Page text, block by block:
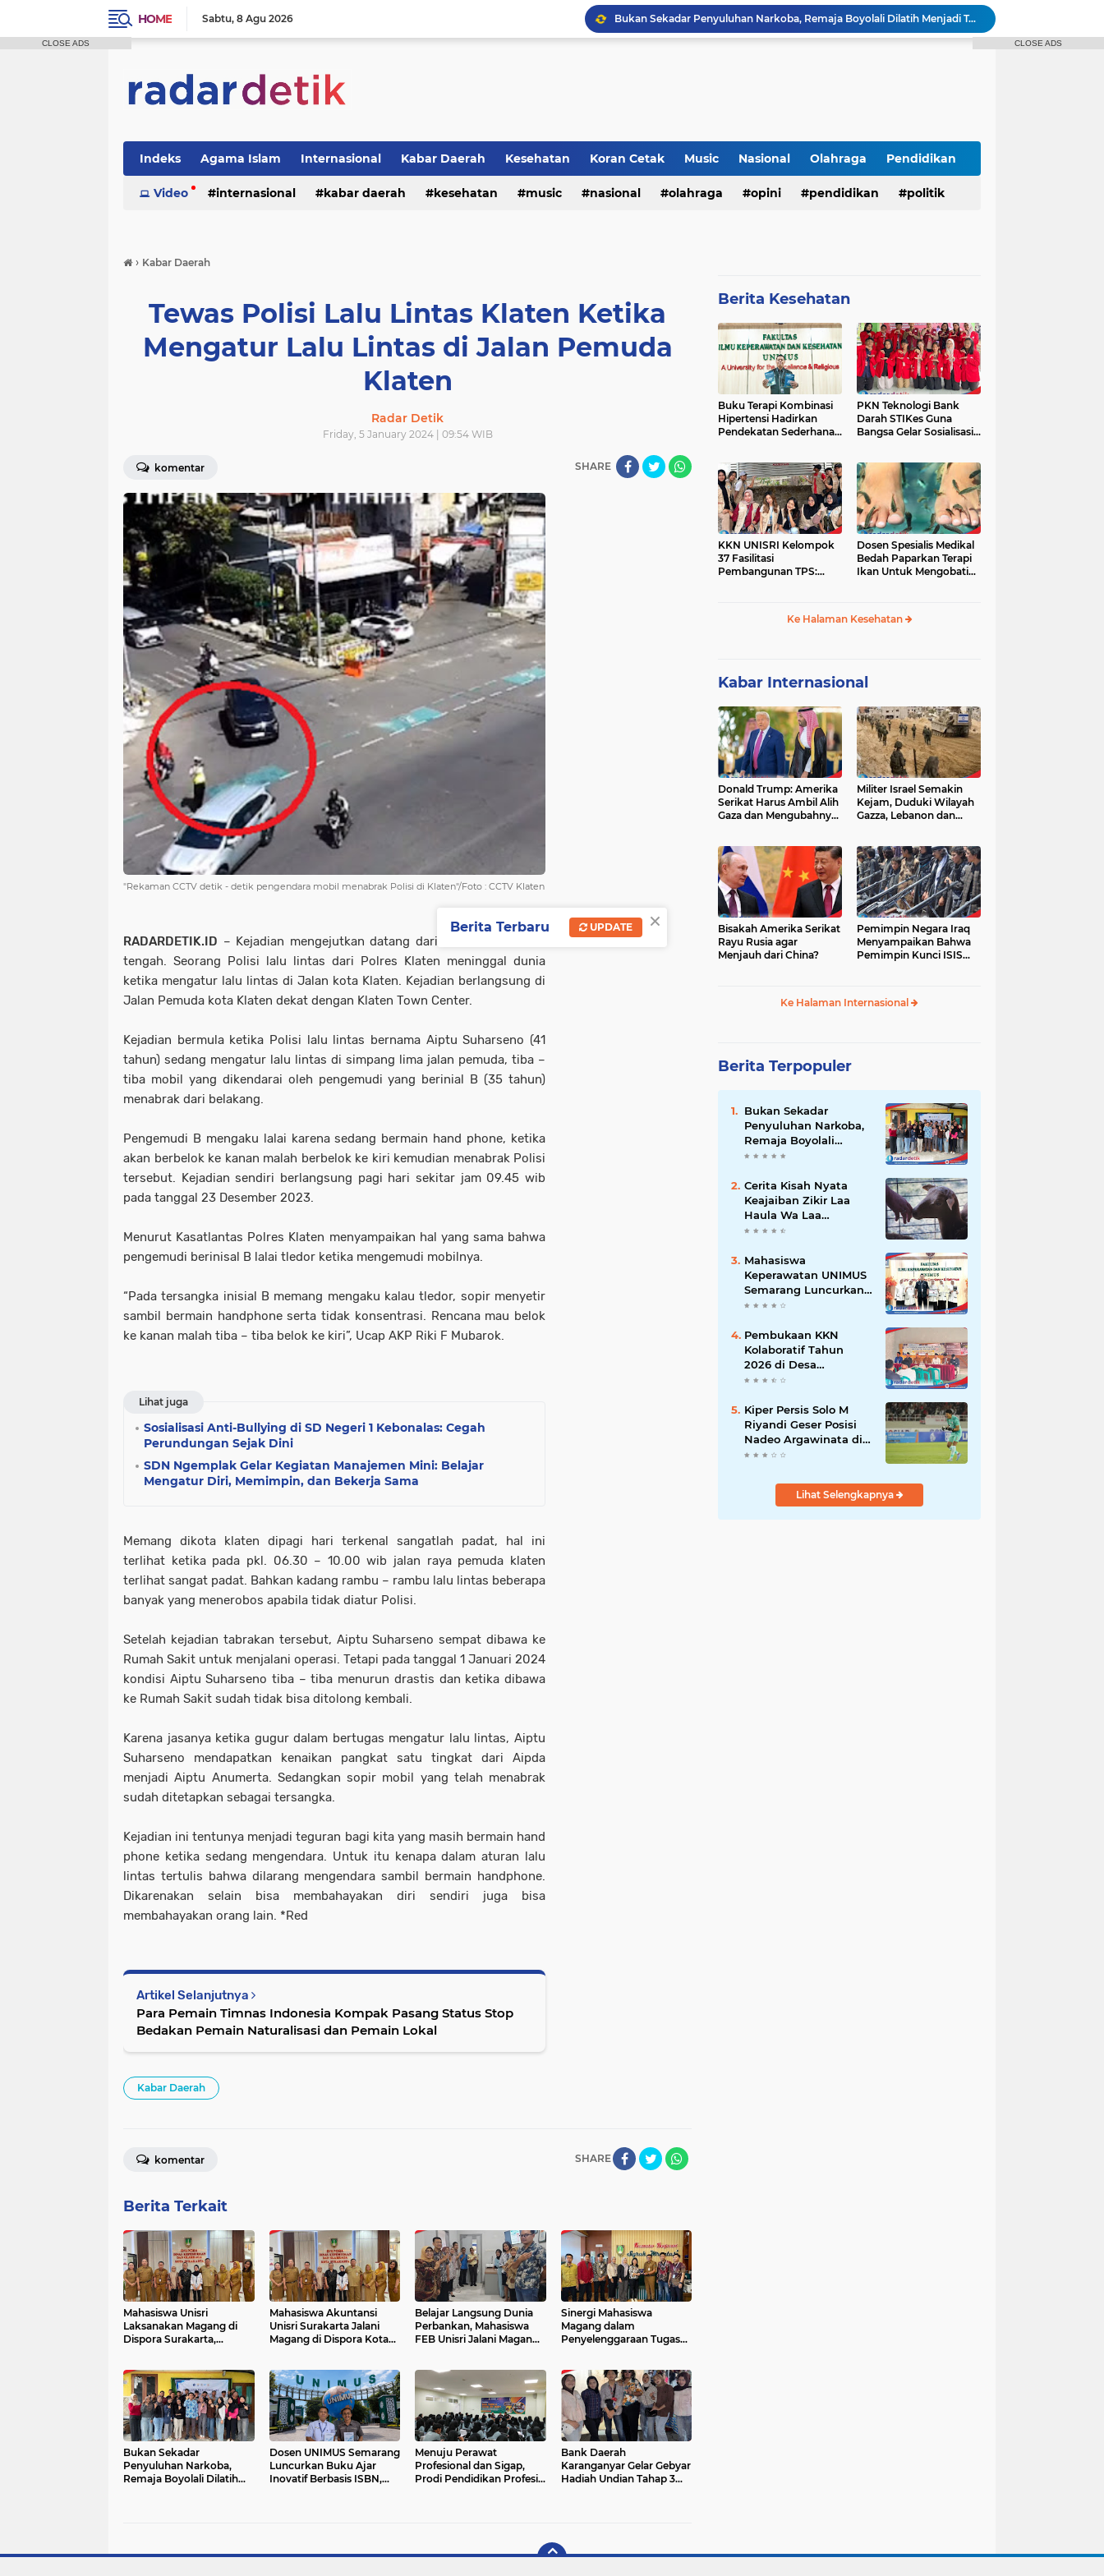
HOME Sabtu 8 Agu 2026
Bukan Sekadar Penyuluhan Narkoba, Remaja Boyolali Dilatih Menjadi Tempat Curhat yang Aman bagi Temannya
Mahasiswa Keperawatan UNIMUS Semarang Luncurkan SLEEP-7, Model Keperawatan Digital Hibrida Berbasis Riset untuk Tingkatkan Kualitas Tidur Pasien Hipertensi
Kultum Ramadhan : Agar Tidak Masuk Neraka Sebelum Mati
Indeks Agama Islam Internasional Kabar Daerah Kesehatan Koran Cetak Music Nasional Olahraga Pendidikan
Politik Tutorial
Video internasional kabar daerah kesehatan music nasional olahraga opini pendidikan politik
› Kabar Daerah
Tewas Polisi Lalu Lintas Klaten Ketika
Mengatur Lalu Lintas di Jalan Pemuda
Klaten
Radar Detik
Friday, 5 January 2024 | 09:54 WIB
komentar SHARE
"Rekaman CCTV detik - detik pengendara mobil menabrak Polisi di Klaten"/Foto : CCTV Klaten
RADARDETIK.ID – Kejadian mengejutkan datang dari kota Klaten Jawa
tengah. Seorang Polisi lalu lintas dari Polres Klaten meninggal dunia
ketika mengatur lalu lintas di Jalan kota Klaten. Kejadian berlangsung di
Jalan Pemuda kota Klaten dekat dengan Klaten Town Center.
Kejadian bermula ketika Polisi lalu lintas bernama Aiptu Suharseno (41
tahun) sedang mengatur lalu lintas di simpang lima jalan pemuda, tiba –
tiba mobil yang dikendarai oleh pengemudi yang berinial B (35 tahun)
menabrak dari belakang.
Pengemudi B mengaku lalai karena sedang bermain hand phone, ketika
akan berbelok ke kanan malah berbelok ke kiri kemudian menabrak Polisi
tersebut. Kejadian sendiri berlangsung pagi hari sekitar jam 09.45 wib
pada tanggal 23 Desember 2023.
Menurut Kasatlantas Polres Klaten menyampaikan hal yang sama bahwa
pengemudi berinisal B lalai tledor ketika mengemudi mobilnya.
“Pada tersangka inisial B memang mengaku kalau tledor, sopir menyetir
sambil bermain handphone serta tidak konsentrasi. Rencana mau belok
ke kanan malah tiba – tiba belok ke kiri”, Ucap AKP Riki F Mubarok.
Lihat juga
Sosialisasi Anti-Bullying di SD Negeri 1 Kebonalas: Cegah
Perundungan Sejak Dini
SDN Ngemplak Gelar Kegiatan Manajemen Mini: Belajar
Mengatur Diri, Memimpin, dan Bekerja Sama
Memang dikota klaten dipagi hari terkenal sangatlah padat, hal ini
terlihat ketika pada pkl. 06.30 – 10.00 wib jalan raya pemuda klaten
terlihat sangat padat. Bahkan kadang rambu – rambu lalu lintas beberapa
banyak yang menerobos apabila tidak diatur Polisi.
Setelah kejadian tabrakan tersebut, Aiptu Suharseno sempat dibawa ke
Rumah Sakit untuk menjalani operasi. Tetapi pada tanggal 1 Januari 2024
kondisi Aiptu Suharseno tiba – tiba menurun drastis dan ketika dibawa
ke Rumah Sakit sudah tidak bisa ditolong kembali.
Karena jasanya ketika gugur dalam bertugas mengatur lalu lintas, Aiptu
Suharseno mendapatkan kenaikan pangkat satu tingkat dari Aipda
menjadi Aiptu Anumerta. Sedangkan sopir mobil yang telah menabrak
sudah ditetapkan sebagai tersangka.
Kejadian ini tentunya menjadi teguran bagi kita yang masih bermain hand
phone ketika sedang mengendara. Untuk itu kenapa dalam aturan lalu
lintas tertulis bahwa dilarang mengendara sambil bermain handphone.
Dikarenakan selain bisa membahayakan diri sendiri juga bisa
membahayakan orang lain. *Red
Artikel Selanjutnya
Para Pemain Timnas Indonesia Kompak Pasang Status Stop
Bedakan Pemain Naturalisasi dan Pemain Lokal
Kabar Daerah
SHARE
komentar
Berita Terkait
Mahasiswa Unisri
Laksanakan Magang di
Dispora Surakarta,
Mahasiswa Akuntansi
Unisri Surakarta Jalani
Magang di Dispora Kota
Layanan Publik
Belajar Langsung Dunia
Perbankan, Mahasiswa
FEB Unisri Jalani Magang
Sinergi Mahasiswa
Magang dalam
Penyelenggaraan Tugas
Kecamatan Banjarsari
Surakarta
Bukan Sekadar
Penyuluhan Narkoba,
Remaja Boyolali Dilatih
Dosen UNIMUS Semarang
Luncurkan Buku Ajar
Inovatif Berbasis ISBN,
Menuju Perawat
Profesional dan Sigap,
Prodi Pendidikan Profesi
Bank Daerah
Karanganyar Gelar Gebyar
Hadiah Undian Tahap 3
Berita Kesehatan
Buku Terapi Kombinasi
Hipertensi Hadirkan
Pendekatan Sederhana
PKN Teknologi Bank
Darah STIKes Guna
Bangsa Gelar Sosialisasi
Warga Dusun Petung
Kepuharjo,
Cangkringan, Sleman
KKN UNISRI Kelompok
37 Fasilitasi
Pembangunan TPS:
Pengelolaan Sampah
Dosen Spesialis Medikal
Bedah Paparkan Terapi
Ikan Untuk Mengobati
Ke Halaman Kesehatan
CLOSE ADS CLOSE ADS
Kabar Internasional
Donald Trump: Amerika
Serikat Harus Ambil Alih
Gaza dan Mengubahnya
Militer Israel Semakin
Kejam, Duduki Wilayah
Gazza, Lebanon dan
Bisakah Amerika Serikat
Rayu Rusia agar
Menjauh dari China?
Pemimpin Negara Iraq
Menyampaikan Bahwa
Pemimpin Kunci ISIS
Ke Halaman Internasional
Berita Terpopuler
Bukan Sekadar
Penyuluhan Narkoba,
Remaja Boyolali
Dilatih Menjadi
Aman bagi Temannya
Cerita Kisah Nyata
Keajaiban Zikir Laa
Haula Wa Laa
Quwwata Illa Billah,
Membawa Ratusan
Kambing
Mahasiswa
Keperawatan UNIMUS
Semarang Luncurkan
SLEEP-7, Model
Hibrida Berbasis Riset
untuk Tingkatkan
Kualitas Tidur Pasien
Hipertensi
Pembukaan KKN
Kolaboratif Tahun
2026 di Desa
Bantaragung: Wujud
Tinggi dalam
Pemberdayaan
Masyarakat
Kiper Persis Solo M
Riyandi Geser Posisi
Nadeo Argawinata di
Sektor Penjaga
Indonesia
Lihat Selengkapnya
×
Berita Terbaru UPDATE